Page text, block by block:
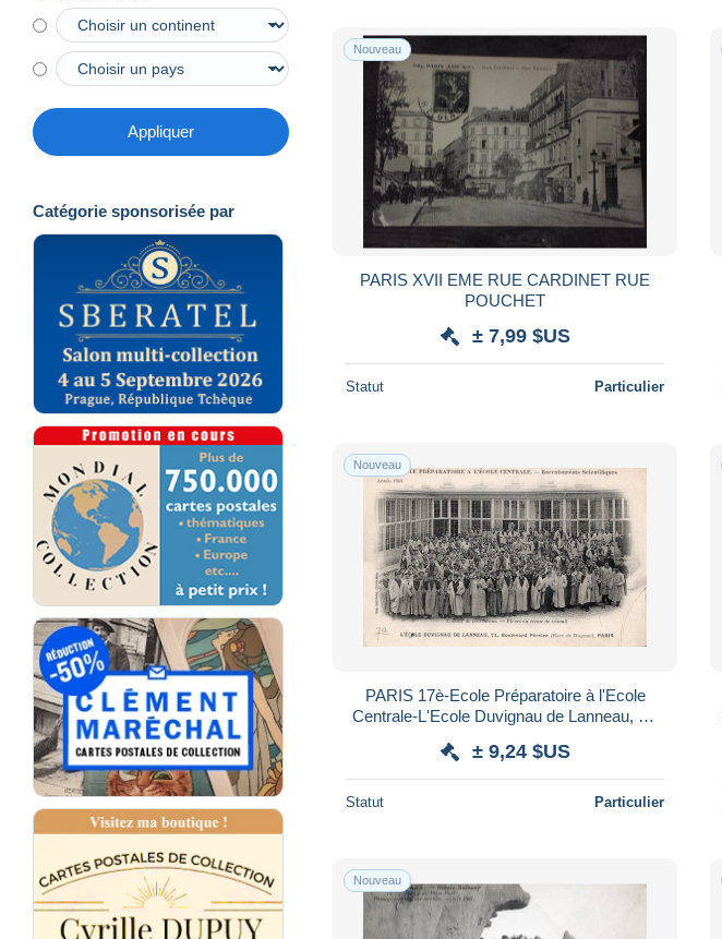
Appliquer
Catégorie sponsorisée par
Nouveau
PARIS XVII EME RUE CARDINET RUE
POUCHET
± 7,99 $US
Statut Particulier
Nouveau
PARIS 17è-Ecole Préparatoire à l'Ecole
Centrale-L'Ecole Duvignau de Lanneau, Bd
± 9,24 $US
Statut Particulier
Nouveau